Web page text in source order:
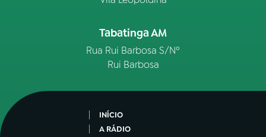
Tabatinga AM
Rua Rui Barbosa S/Nº
Rui Barbosa
INÍCIO
A RÁDIO